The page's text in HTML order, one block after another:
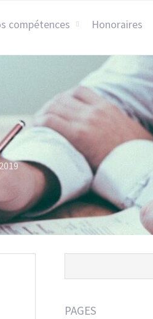
compétences Honoraires
PAGES